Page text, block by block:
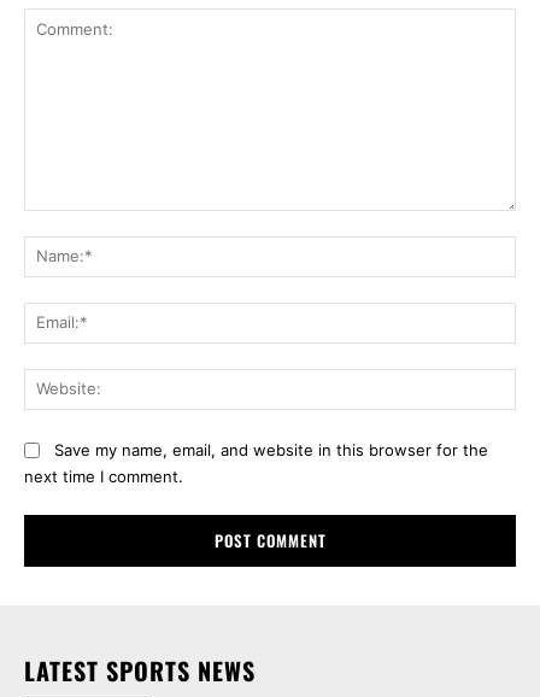
Save my name, email, and website in this browser for the
next time I comment.
LATEST SPORTS NEWS